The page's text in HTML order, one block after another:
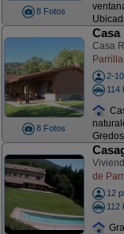
8 Fotos
8 Fotos
Casa
Casa
2-
114
de
12
112